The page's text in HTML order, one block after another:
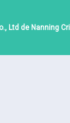
Ltd de Nanning